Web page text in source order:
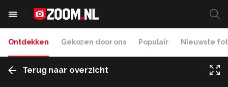
Ontdekken Gekozen door ons Populair Nieuwste
Terug naar overzicht